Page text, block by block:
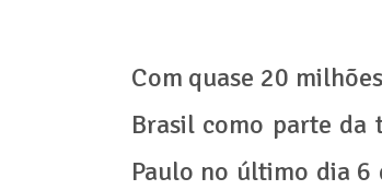
Com quase 20
Brasil como parte da
Paulo no último dia